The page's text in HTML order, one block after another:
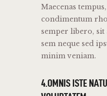
Maecenas
condimentum
semper libero, sit
sem neque sed
minim veniam.
4.OMNIS ISTE